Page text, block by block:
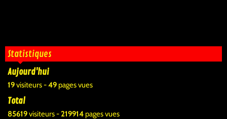
Statistiques
Aujourd'hui
19visiteurs -49 pages vues
Total
85619visiteurs -219914 pages vues